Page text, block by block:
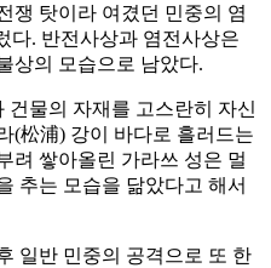
쟁 탓이라 여겼던 민중의 염
다. 반전사상과 염전사상은
상의 모습으로 남았다.
물의 자재를 고스란히 자신
(松浦) 강이 바다로 흘러드는
려 쌓아올린 가라쓰 성은 멀
추는 모습을 닮았다고 해서
일반 민중의 공격으로 또 한